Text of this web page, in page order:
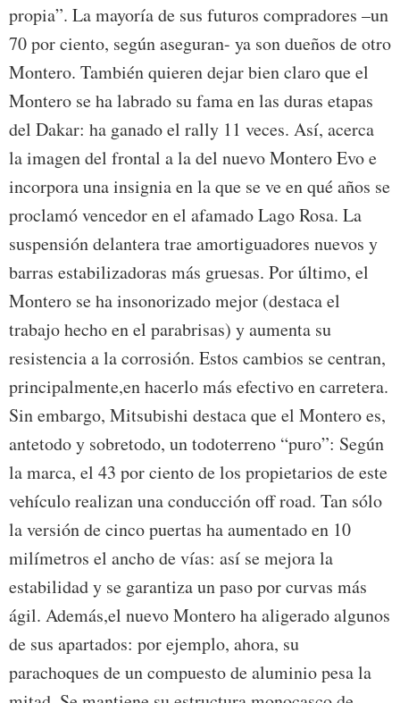
propia”. La mayoría de sus futuros compradores –un
70 por ciento, según aseguran- ya son dueños de otro
Montero. También quieren dejar bien claro que el
Montero se ha labrado su fama en las duras etapas
del Dakar: ha ganado el rally 11 veces. Así, acerca
la imagen del frontal a la del nuevo Montero Evo e
incorpora una insignia en la que se ve en qué años se
proclamó vencedor en el afamado Lago Rosa. La
suspensión delantera trae amortiguadores nuevos y
barras estabilizadoras más gruesas. Por último, el
Montero se ha insonorizado mejor (destaca el
trabajo hecho en el parabrisas) y aumenta su
resistencia a la corrosión. Estos cambios se centran,
principalmente,en hacerlo más efectivo en carretera.
Sin embargo, Mitsubishi destaca que el Montero es,
antetodo y sobretodo, un todoterreno “puro”: Según
la marca, el 43 por ciento de los propietarios de este
vehículo realizan una conducción off road. Tan sólo
la versión de cinco puertas ha aumentado en 10
milímetros el ancho de vías: así se mejora la
estabilidad y se garantiza un paso por curvas más
ágil. Además,el nuevo Montero ha aligerado algunos
de sus apartados: por ejemplo, ahora, su
parachoques de un compuesto de aluminio pesa la